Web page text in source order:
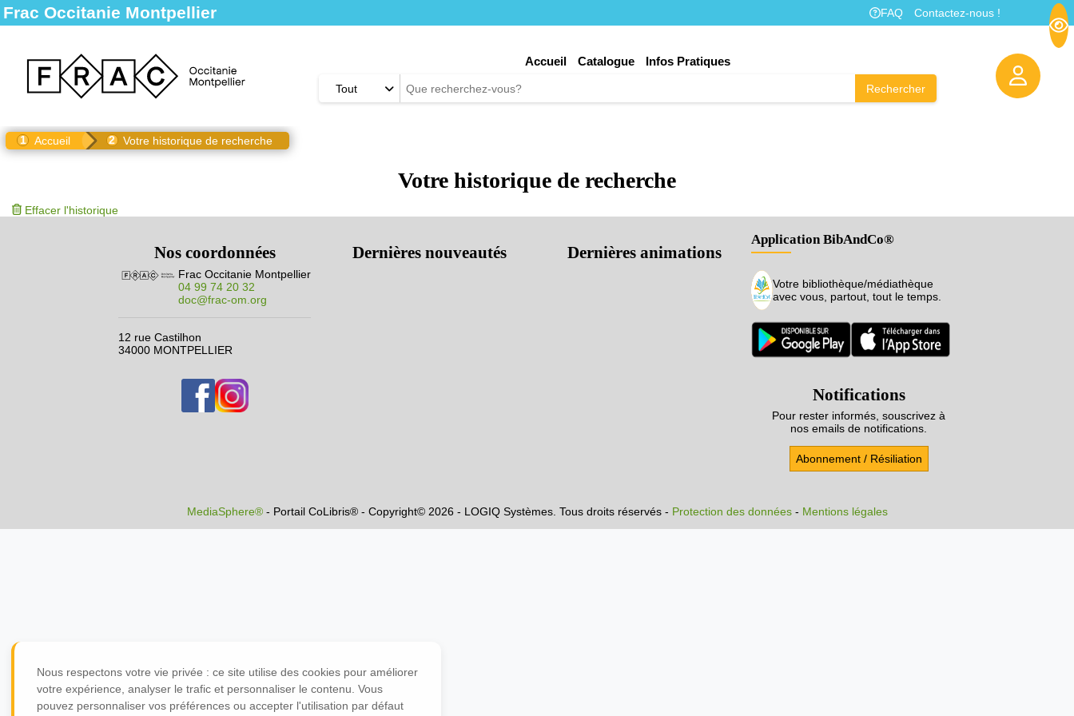
Confort +
Nous respectons votre vie privée : ce site utilise des cookies pour améliorer
votre expérience, analyser le trafic et personnaliser le contenu. Vous
pouvez personnaliser vos préférences ou accepter l'utilisation par défaut
Frac Occitanie Montpellier FAQ Contactez-nous !
Général
Accueil Catalogue Infos Pratiques
Tout Rechercher
Accueil Votre historique de recherche
Votre historique de recherche
Effacer l'historique
Nos coordonnées
Frac Occitanie Montpellier
04 99 74 20 32
doc@frac-om.org
12 rue Castilhon
34000 MONTPELLIER
Dernières nouveautés Dernières animations
Application BibAndCo®
Votre bibliothèque/médiathèque
avec vous, partout, tout le temps.
Notifications
Pour rester informés, souscrivez à
nos emails de notifications.
Abonnement / Résiliation
MediaSphere®- Portail CoLibris® - Copyright© 2026 - LOGIQ Systèmes. Tous droits réservés - Protection des données- Mentions légales